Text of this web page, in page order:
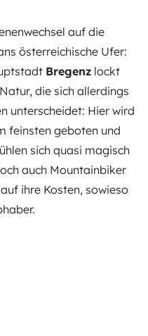
auf die
österreichische Ufer:
Bregenz lockt
die sich allerdings
unterscheidet: Hier wird
feinsten geboten und
sich quasi magisch
auch Mountainbiker
ihre Kosten, sowieso